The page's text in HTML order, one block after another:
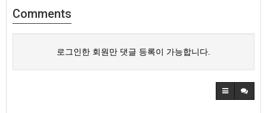
Comments
로그인한 회원만 댓글 등록이 가능합니다.